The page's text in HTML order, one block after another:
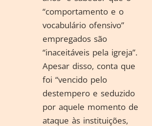
“comportamento e o
vocabulário ofensivo”
empregados são
“inaceitáveis pela igreja”.
Apesar disso, conta que
foi “vencido pelo
destempero e seduzido
por aquele momento de
ataque às instituições,